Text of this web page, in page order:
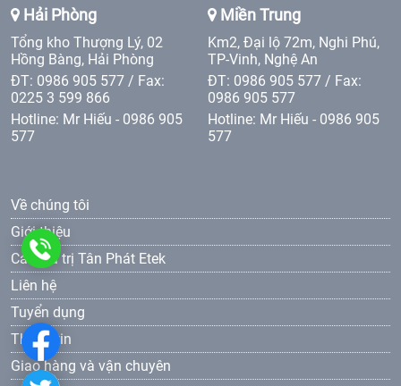
Hải Phòng
Tổng kho Thượng Lý, 02
Hồng Bàng, Hải Phòng
ĐT: 0986 905 577 / Fax:
0225 3 599 866
Hotline: Mr Hiếu - 0986 905
577
Miền Trung
Km2, Đại lộ 72m, Nghi Phú,
TP-Vinh, Nghệ An
ĐT: 0986 905 577 / Fax:
0986 905 577
Hotline: Mr Hiếu - 0986 905
577
Về chúng tôi
Giới thiệu
Các giá trị Tân Phát Etek
Liên hệ
Tuyển dụng
Thông tin
Giao hàng và vận chuyên
0986
577